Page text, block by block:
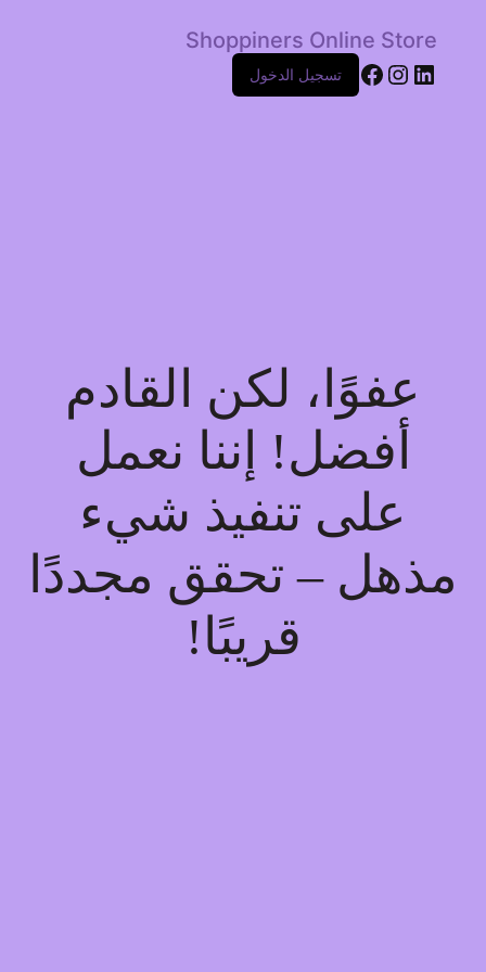
Shoppiners Online Store
LinkedIn
Instagram
Facebook
تسجيل الدخول
عفوًا، لكن القادم
أفضل! إننا نعمل
على تنفيذ شيء
مذهل – تحقق مجددًا
قريبًا!